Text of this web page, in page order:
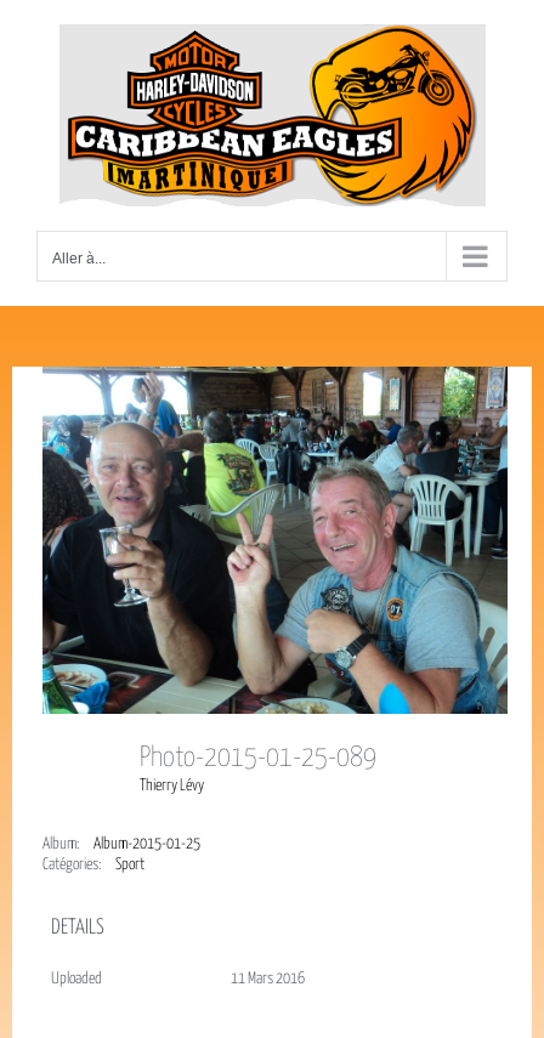
Aller à...
Photo-2015-01-25-089
Thierry Lévy
Album:
Album-2015-01-25
Catégories:
Sport
DETAILS
Uploaded 11 Mars 2016